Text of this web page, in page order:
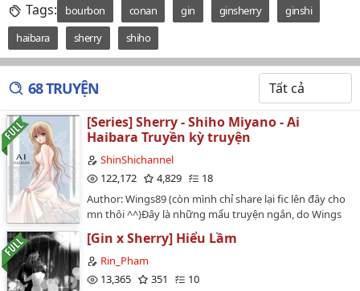
Tags: bourbon conan gin ginsherry
ginshi
haibara
sherry shiho
68 TRUYỆN
[Series] Sherry - Shiho Miyano - Ai
Haibara Truyền kỳ truyện
ShinShichannel
122,172
4,829
18
Author: Wings89 (còn mình chỉ share lại fic lên đây cho
mn thôi ^^)Đây là những mẩu truyện ngắn, do Wings
ngẫu hứng viết ra, hoàn toàn ko liên quan gì đến nhau.
Tổng gộp lại thành một series chuyên về Ai-chan.
Mong mọi người đóng góp ý kiến nhiệt tình.Mỗi fic là
một mảng về quá khứ, hiện tại, hoặc tương lai,...về
[Gin x Sherry] Hiểu Lầm
Rin_Pham
13,365
351
10